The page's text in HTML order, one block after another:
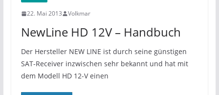
22. Mai 2013 Volkmar
NewLine HD 12V – Handbuch
Der Hersteller NEW LINE ist durch seine günstigen
SAT-Receiver inzwischen sehr bekannt und hat mit
dem Modell HD 12-V einen